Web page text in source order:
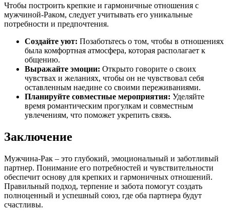
Чтобы построить крепкие и гармоничные отношения с
мужчиной-Раком, следует учитывать его уникальные
потребности и предпочтения.
Создайте уют: Позаботьтесь о том, чтобы в отношениях
была комфортная атмосфера, которая располагает к
общению.
Выражайте эмоции: Открыто говорите о своих
чувствах и желаниях, чтобы он не чувствовал себя
оставленным наедине со своими переживаниями.
Планируйте совместные мероприятия: Уделяйте
время романтическим прогулкам и совместным
увлечениям, что поможет укрепить связь.
Заключение
Мужчина-Рак – это глубокий, эмоциональный и заботливый
партнер. Понимание его потребностей и чувствительности
обеспечит основу для крепких и гармоничных отношений.
Правильный подход, терпение и забота помогут создать
полноценный и успешный союз, где оба партнера будут
счастливы.